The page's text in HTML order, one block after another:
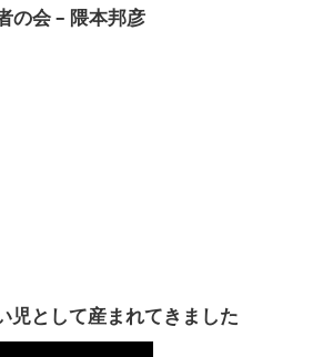
の会 – 隈本邦彦
児として産まれてきました